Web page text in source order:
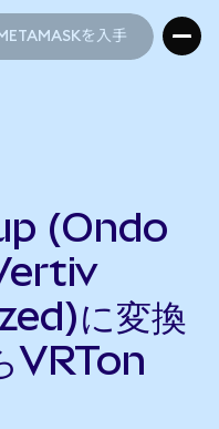
を入手
(Ondo
に変換
VRTon